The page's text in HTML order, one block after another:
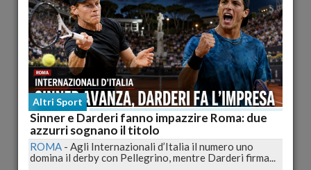
Federico Arnone, il talento che illumina il karate
abruzzese: premio CONI e orgoglio regionale
L'AQUILA-Venerdi 12 Dicembre si è svolta presso
l’Auditorium del Parco – Renzo Piano L’Aquila, la...
pubblicato il 18/12/2025 19:34
Calcio - Serie D
Altri Sport
Sinner e Darderi fanno impazzire Roma: due
azzurri sognano il titolo
ROMA - Agli Internazionali d’Italia il numero uno
domina il derby con Pellegrino, mentre Darderi firma...